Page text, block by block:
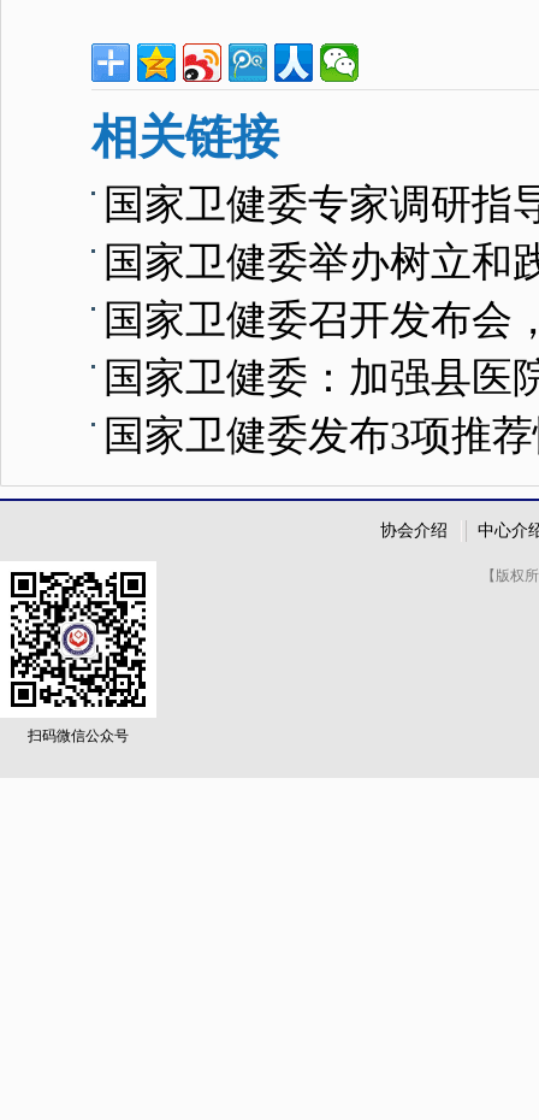
相关链接
国家卫健委专家调研指
国家卫健委举办树立和
国家卫健委召开发布会
国家卫健委：加强县医
国家卫健委发布3项推
协会介绍 中心介
扫码微信公众号
【版权